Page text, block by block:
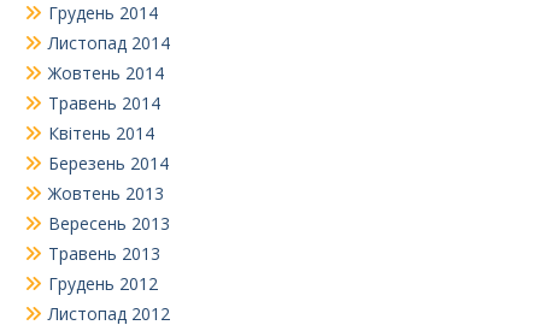
Грудень 2014
Листопад 2014
Жовтень 2014
Травень 2014
Квітень 2014
Березень 2014
Жовтень 2013
Вересень 2013
Травень 2013
Грудень 2012
Листопад 2012